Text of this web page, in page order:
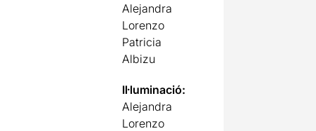
Alejandra
Lorenzo
Patricia
Albizu
Il·luminació:
Alejandra
Lorenzo